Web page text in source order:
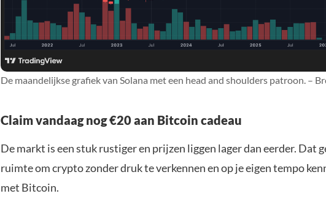
De maandelijkse grafiek van Solana met een head and shoulders patroon. –
Claim vandaag nog €20 aan Bitcoin cadeau
De markt is een stuk rustiger en prijzen liggen lager dan eerder. Dat
ruimte om crypto zonder druk te verkennen en op je eigen tempo
met Bitcoin.